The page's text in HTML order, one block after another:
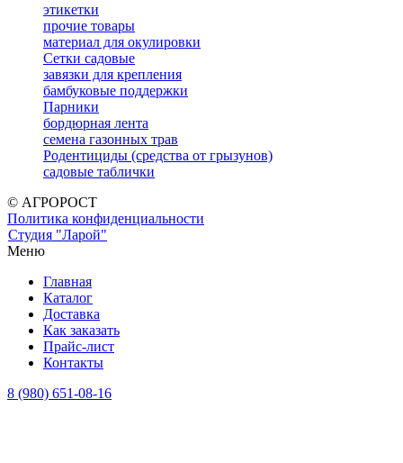
этикетки
прочие товары
материал для окулировки
Сетки садовые
завязки для крепления
бамбуковые поддержки
Парники
бордюрная лента
семена газонных трав
Родентициды (средства от грызунов)
садовые таблички
© АГРОРОСТ
Политика конфиденциальности
Студия "Ларой"
Меню
Главная
Каталог
Доставка
Как заказать
Прайс-лист
Контакты
8 (980) 651-08-16